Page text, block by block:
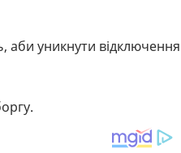
аби уникнути відключення